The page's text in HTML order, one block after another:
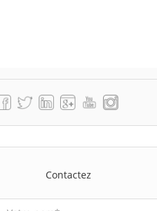
Contactez